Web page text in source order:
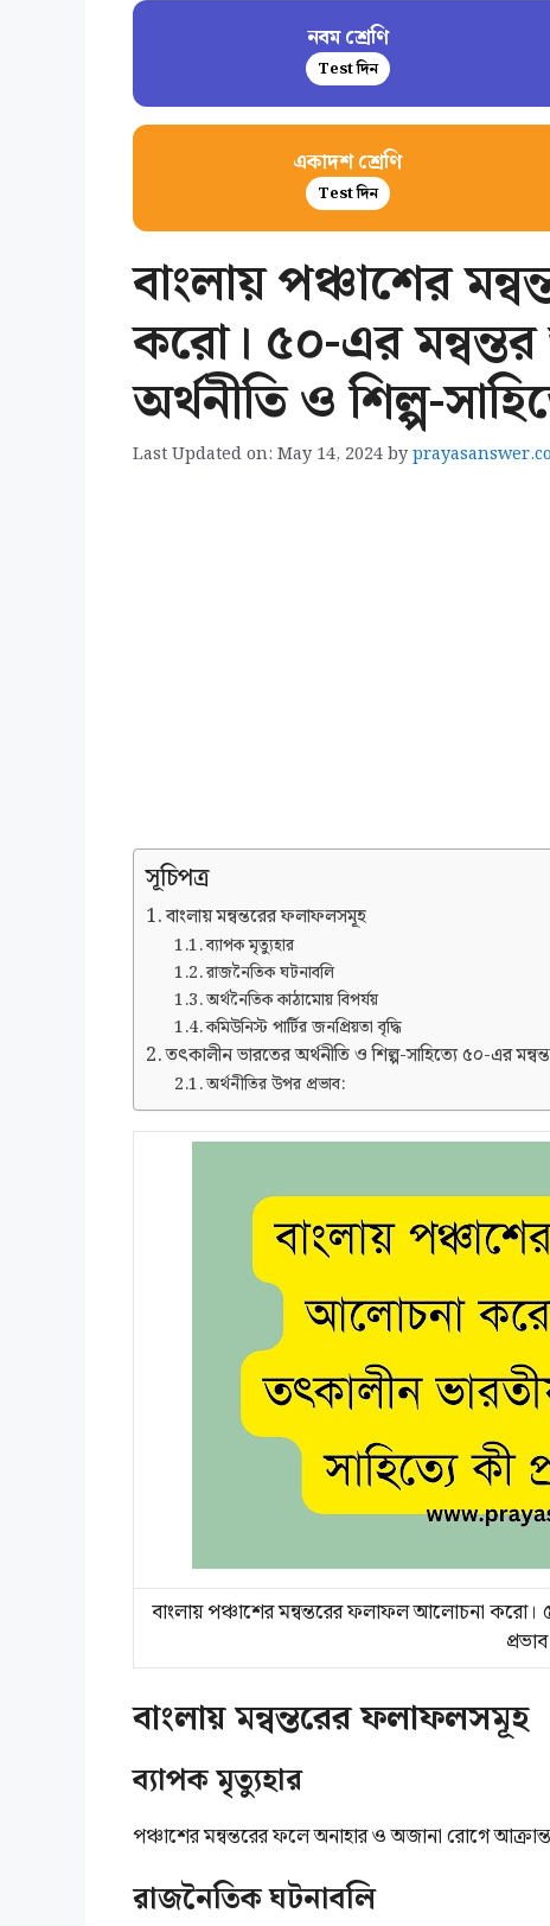
নবম শ্রেণি
Test দিন
একাদশ শ্রেণি
Test দিন
বাংলায় পঞ্চাশের
করো। ৫০-এর
অর্থনীতি ও শিল্প-
Last Updated on: May 14, 2024by
সূচিপত্র
বাংলায় মন্বন্তরের ফলাফলসমূহ
ব্যাপক মৃত্যুহার
রাজনৈতিক ঘটনাবলি
অর্থনৈতিক কাঠামোয় বিপর্যয়
কমিউনিস্ট পার্টির জনপ্রিয়তা বৃদ্ধি
তৎকালীন ভারতের অর্থনীতি ও শিল্প-সাহিত্যে ৫০-এর
অর্থনীতির উপর প্রভাব:
বাংলায় পঞ্চাশের মন্বন্তরের ফলাফল আলোচনা করো।
বাংলায় মন্বন্তরের ফলাফলসমূহ
ব্যাপক মৃত্যুহার
পঞ্চাশের মন্বন্তরের ফলে অনাহার ও অজানা রোগে আক্রান্ত
রাজনৈতিক ঘটনাবলি